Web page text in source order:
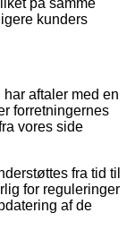
kunders
aftaler med en
forretningernes
vores side
fra tid til
for reguleringer
af de